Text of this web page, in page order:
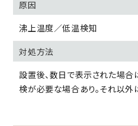
沸上温度／低温検知
設置後、数日で表示された場合
検が必要な場合あり。それ以外